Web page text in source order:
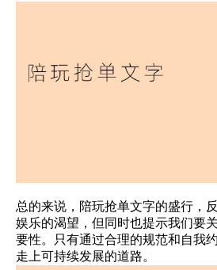
总的来说，陪玩抢单文字的盛行，
娱乐的渴望，但同时也提示我们要
要性。只有通过合理的规范和自我
走上可持续发展的道路。